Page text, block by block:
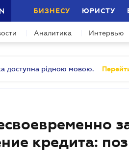
БИЗНЕСУ ЮРИСТУ
Аналитика Интервью
доступна рідною мовою.
кредита: